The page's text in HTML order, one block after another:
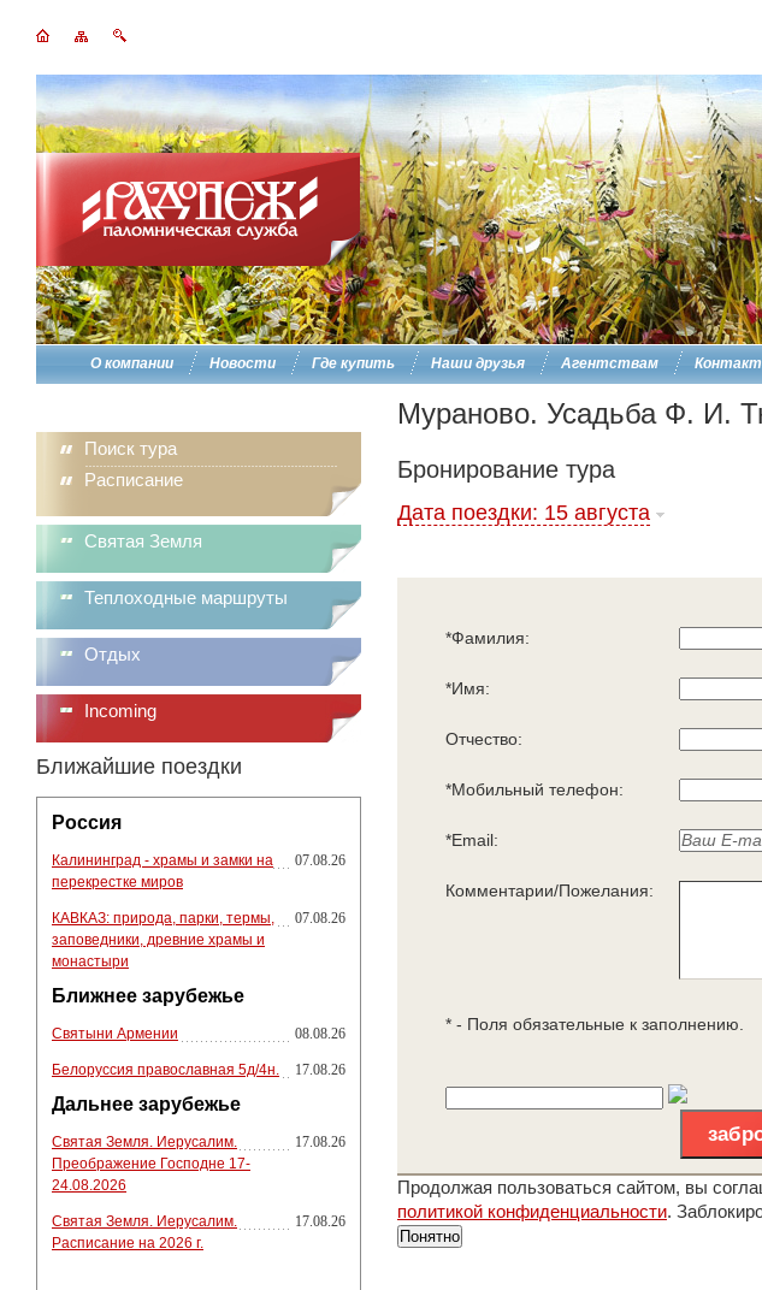
О компании Новости Где купить Наши друзья Агентствам
Поиск тура
Расписание
Святая Земля
Теплоходные маршруты
Отдых
Incoming
Ближайшие поездки
Россия
Калининград - храмы и замки на
перекрестке миров
07.08.26
КАВКАЗ: природа, парки, термы,
заповедники, древние храмы и
монастыри
07.08.26
Ближнее зарубежье
Святыни Армении 08.08.26
Белоруссия православная 5д/4н. 17.08.26
Дальнее зарубежье
Святая Земля. Иерусалим.
Преображение Господне 17-
24.08.2026
17.08.26
Святая Земля. Иерусалим.
Расписание на 2026 г.
17.08.26
Мураново. Усадьба Ф. И.
Бронирование тура
Дата поездки: 15 августа
*Фамилия:
*Имя:
Отчество:
*Мобильный телефон:
*Email:
Комментарии/Пожелания:
* - Поля обязательные к заполнению.
Продолжая пользоваться сайтом, вы
политикой конфиденциальности.
Понятно